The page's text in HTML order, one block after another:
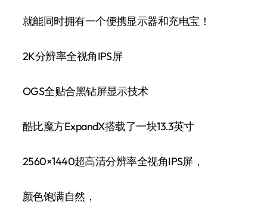
就能同时拥有一个便携显示器和充电宝！
2K分辨率全视角IPS屏
OGS全贴合黑钻屏显示技术
酷比魔方ExpandX搭载了一块13.3英寸
2560×1440超高清分辨率全视角IPS屏，
颜色饱满自然，